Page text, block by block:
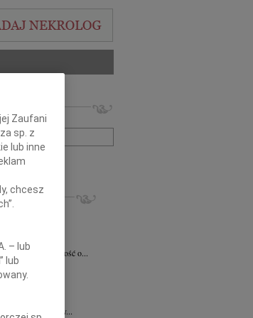
przyjąłem...
wiadomość o...
Dyrektorowi...
Łobodzie wyrazy...
Zaufani
sp. z
lub inne
chcesz
– lub
lub